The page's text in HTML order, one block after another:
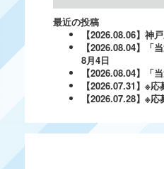
最近の投稿
【2026.08.06】神
【2026.08.04】「
8月4日
【2026.08.04】「
【2026.07.31】※
【2026.07.28】※